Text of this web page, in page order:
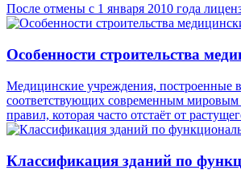
После отмены с 1 января 2010 года
Особенности строительства
Медицинские учреждения, построенные
соответствующих современным мировым
правил, которая часто отстаёт от
Классификация зданий по